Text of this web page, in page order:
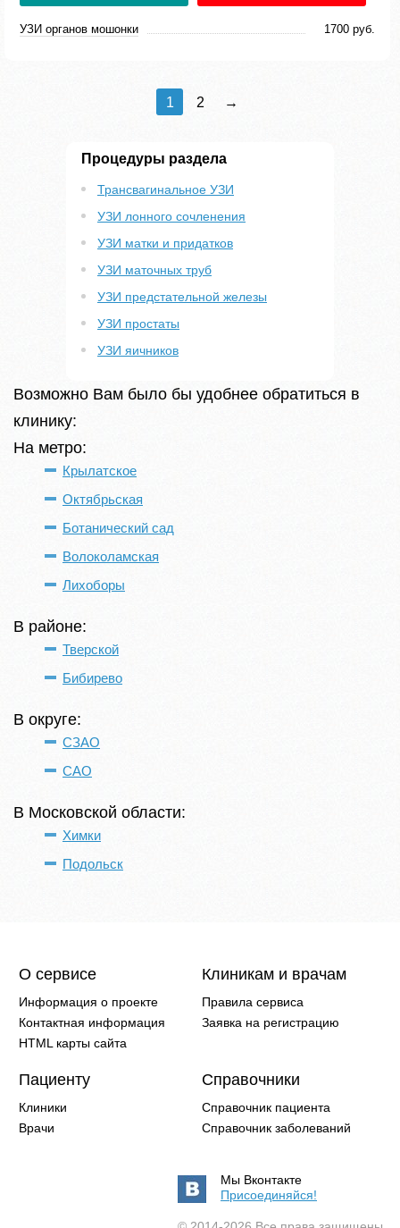
УЗИ органов мошонки 1700 руб.
1 2 →
Процедуры раздела
Трансвагинальное УЗИ
УЗИ лонного сочленения
УЗИ матки и придатков
УЗИ маточных труб
УЗИ предстательной железы
УЗИ простаты
УЗИ яичников
Возможно Вам было бы удобнее обратиться в
клинику:
На метро:
Крылатское
Октябрьская
Ботанический сад
Волоколамская
Лихоборы
В районе:
Тверской
Бибирево
В округе:
СЗАО
САО
В Московской области:
Химки
Подольск
О сервисе
Информация о проекте
Контактная информация
HTML карты сайта
Клиникам и врачам
Правила сервиса
Заявка на регистрацию
Пациенту
Клиники
Врачи
Справочники
Справочник пациента
Справочник заболеваний
Мы Вконтакте
Присоединяйся!